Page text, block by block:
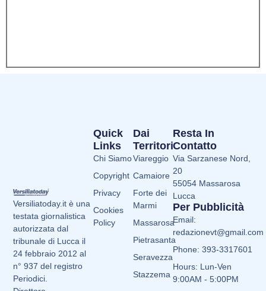
Versiliatoday.it è una
testata giornalistica
autorizzata dal
tribunale di Lucca il
24 febbraio 2012 al
n° 937 del registro
Periodici.
Dai
Territori
Viareggio
Camaiore
Forte dei
Marmi
Massarosa
Pietrasanta
Seravezza
Stazzema
Quick
Links
Chi Siamo
Copyright
Privacy
Cookies
Policy
Resta In
Contatto
Via Sarzanese Nord,
20
55054 Massarosa
Lucca
Per Pubblicità
Email:
redazionevt@gmail.com
Phone: 393-3317601
Hours: Lun-Ven
9:00AM - 5:00PM